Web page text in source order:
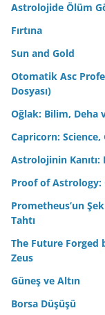
Astrolojide Ölüm
Fırtına
Sun and Gold
Otomatik Asc
Dosyası)
Oğlak: Bilim, Deha
Capricorn:
Astrolojinin
Proof of Astrology:
Prometheus’un
Tahtı
The Future Forged
Zeus
Güneş ve Altın
Borsa Düşüşü